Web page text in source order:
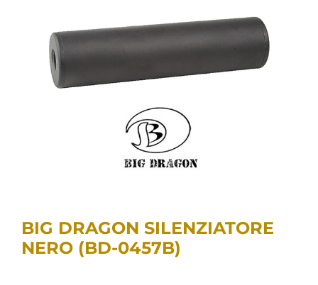
BIG DRAGON SILENZIATORE
NERO (BD-0457B)